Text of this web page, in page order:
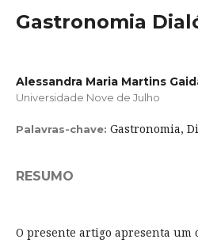
Gastronomia
Alessandra Maria Martins
Universidade Nove de Julho
Palavras-chave: Gastronomia,
RESUMO
O presente artigo apresenta um